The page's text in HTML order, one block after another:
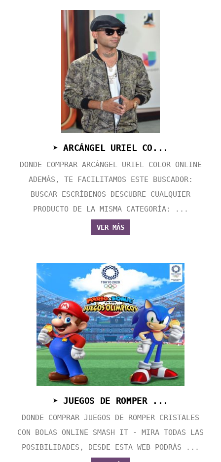
➤ ARCÁNGEL URIEL CO...
DONDE COMPRAR ARCÁNGEL URIEL COLOR ONLINE
ADEMÁS, TE FACILITAMOS ESTE BUSCADOR:
BUSCAR ESCRÍBENOS DESCUBRE CUALQUIER
PRODUCTO DE LA MISMA CATEGORÍA: ...
VER MÁS
➤ JUEGOS DE ROMPER ...
DONDE COMPRAR JUEGOS DE ROMPER CRISTALES
CON BOLAS ONLINE SMASH IT - MIRA TODAS LAS
POSIBILIDADES, DESDE ESTA WEB PODRÁS ...